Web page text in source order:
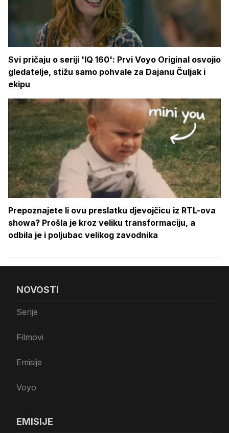
Svi pričaju o seriji 'IQ 160': Prvi Voyo Original osvojio
gledatelje, stižu samo pohvale za Dajanu Čuljak i
ekipu
Prepoznajete li ovu preslatku djevojčicu iz RTL-ova
showa? Prošla je kroz veliku transformaciju, a
odbila je i poljubac velikog zavodnika
NOVOSTI
Serije
Filmovi
Emisije
Voyo
EMISIJE